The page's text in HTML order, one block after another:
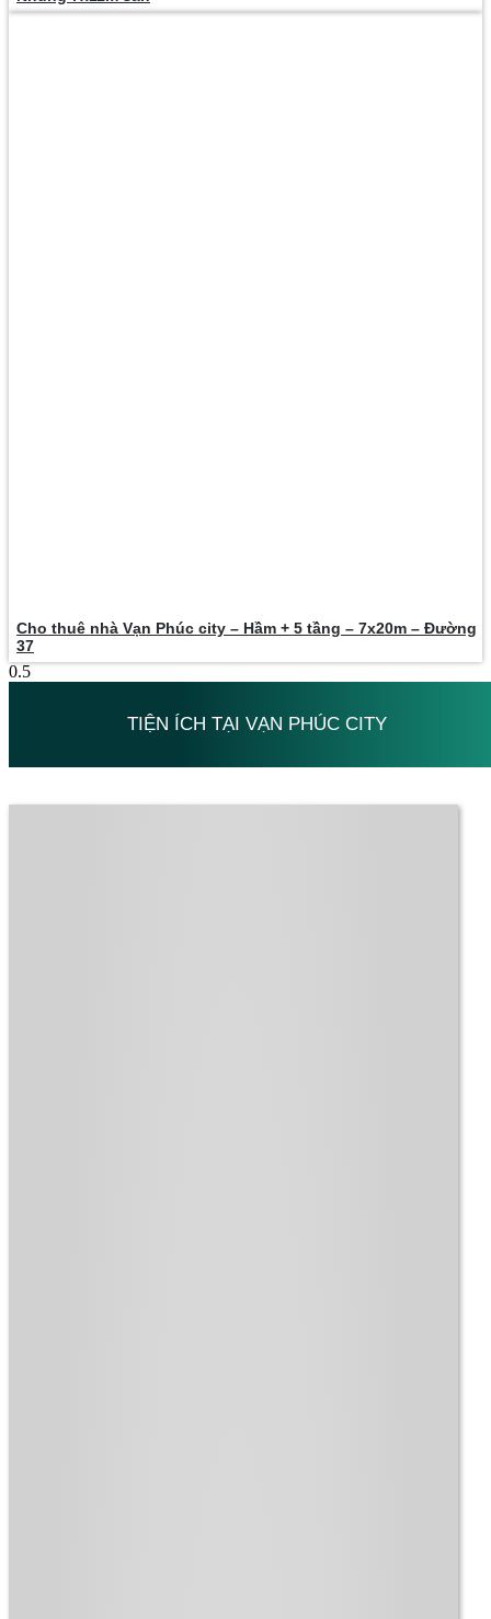
Cho thuê nhà Vạn Phúc city – Hầm + 5 tầng – 7x20m – Đường
37
TIỆN ÍCH TẠI VẠN PHÚC CITY